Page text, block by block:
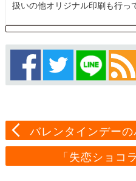
扱いの他オリジナル印刷も行っ
バレンタインデー
「失恋ショコ